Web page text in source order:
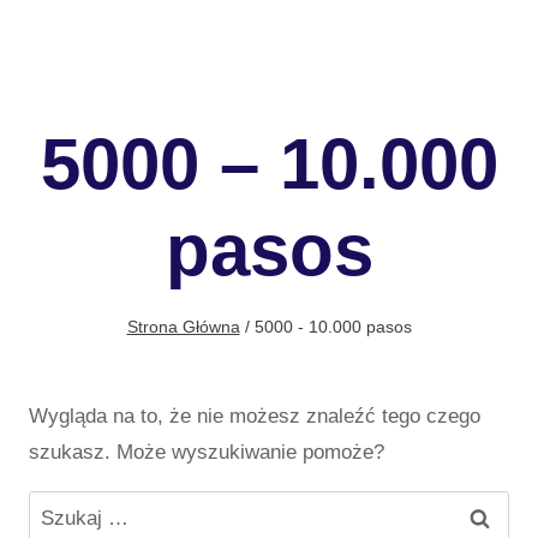
5000 – 10.000
pasos
Strona Główna / 5000 - 10.000 pasos
Wygląda na to, że nie możesz znaleźć tego czego
szukasz. Może wyszukiwanie pomoże?
Szukaj: